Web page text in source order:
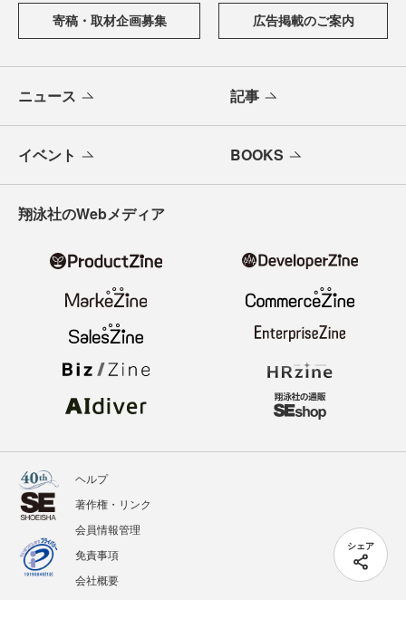
シェア
寄稿・取材企画募集 広告掲載のご案内
ニュース 記事
イベント BOOKS
翔泳社のWebメディア
ヘルプ
著作権・リンク
会員情報管理
免責事項
会社概要